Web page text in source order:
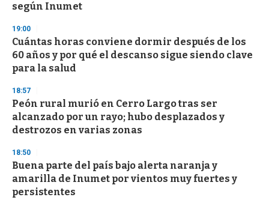
según Inumet
19:00
Cuántas horas conviene dormir después de los
60 años y por qué el descanso sigue siendo clave
para la salud
18:57
Peón rural murió en Cerro Largo tras ser
alcanzado por un rayo; hubo desplazados y
destrozos en varias zonas
18:50
Buena parte del país bajo alerta naranja y
amarilla de Inumet por vientos muy fuertes y
persistentes